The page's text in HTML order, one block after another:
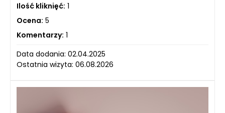
Ilość kliknięć: 1
Ocena: 5
Komentarzy: 1
Data dodania: 02.04.2025
Ostatnia wizyta: 06.08.2026